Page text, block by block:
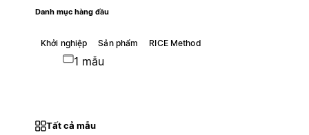
Danh mục hàng đầu
Khởi nghiệp Sản phẩm RICE Method
1 mẫu
Tất cả mẫu